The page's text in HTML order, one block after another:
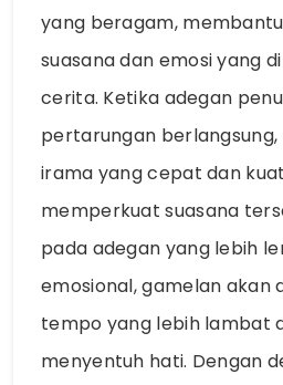
yang beragam,
suasana dan emosi yang
cerita. Ketika adegan
pertarungan
irama yang cepat dan
memperkuat suasana
pada adegan yang lebih
emosional, gamelan akan
tempo yang lebih lambat
menyentuh hati. Dengan